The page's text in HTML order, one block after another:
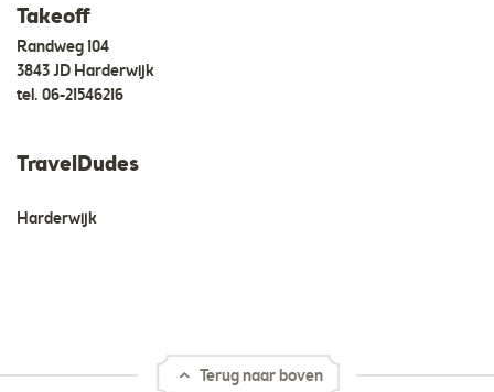
Takeoff
Randweg 104
3843 JD Harderwijk
tel. 06-21546216
TravelDudes
Harderwijk
Terug naar boven